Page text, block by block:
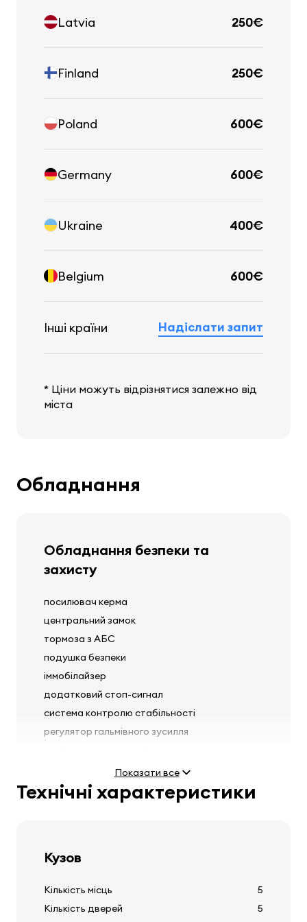
Latvia 250€
Finland 250€
Poland 600€
Germany 600€
Ukraine 400€
Belgium 600€
Інші країни Надіслати запит
* Ціни можуть відрізнятися залежно від
міста
Обладнання
Обладнання безпеки та
захисту
посилювач керма
центральний замок
тормоза з АБС
подушка безпеки
іммобілайзер
додатковий стоп-сигнал
система контролю стабільності
регулятор гальмівного зусилля
передні сидіння з попереднім натягувачем
ременів безпеки
датчик дощу
протитуманні фари
Показати все
Технічні характеристики
Кузов
Кількість місць
5
Кількість дверей
5